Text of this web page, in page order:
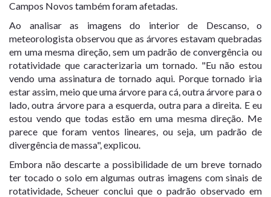
Campos Novos também foram afetadas.
Ao analisar as imagens do interior de Descanso, o
meteorologista observou que as árvores estavam quebradas
em uma mesma direção, sem um padrão de convergência ou
rotatividade que caracterizaria um tornado. "Eu não estou
vendo uma assinatura de tornado aqui. Porque tornado iria
estar assim, meio que uma árvore para cá, outra árvore para o
lado, outra árvore para a esquerda, outra para a direita. E eu
estou vendo que todas estão em uma mesma direção. Me
parece que foram ventos lineares, ou seja, um padrão de
divergência de massa", explicou.
Embora não descarte a possibilidade de um breve tornado
ter tocado o solo em algumas outras imagens com sinais de
rotatividade, Scheuer conclui que o padrão observado em